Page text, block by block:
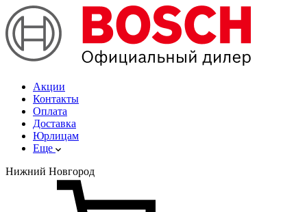
Акции
Контакты
Оплата
Доставка
Юрлицам
Еще
Нижний Новгород